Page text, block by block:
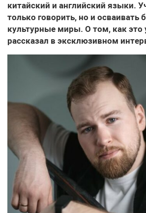
китайский и английский языки.
только говорить, но и осваивать
культурные миры. О том, как это
рассказал в эксклюзивном